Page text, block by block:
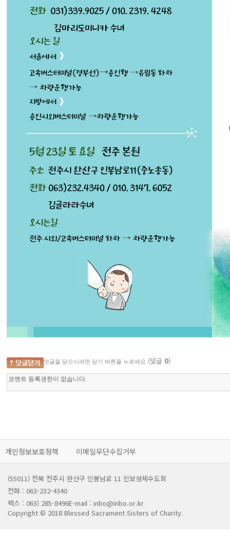
덧글을 닫으시려면 닫기 버튼을 누르세요 (덧글 0)
개인정보보호정책 이메일무단수집거부
(55011) 전북 전주시 완산구 인봉남로 11 인보성체수도회
전화 : 063-232-4340
팩스 : 063) 285-8496E-mail : inbo@inbo.or.kr
Copyright © 2018 Blessed Sacrament Sisters of Charity.